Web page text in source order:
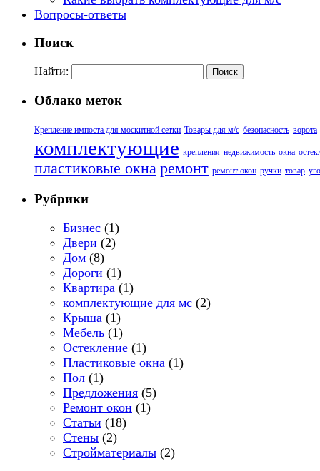
Вопросы-ответы
Поиск
Найти:
Облако меток
Крепление импоста для москитной сетки Товары для м/с безопасность ворота
комплектующие крепления недвижимость окна
пластиковые окна ремонт ремонт окон ручки товар
Рубрики
Бизнес (1)
Двери (2)
Дом (8)
Дороги (1)
Квартира (1)
комплектующие для мс (2)
Крыша (1)
Мебель (1)
Остекление (1)
Пластиковые окна (1)
Пол (1)
Предложения (5)
Ремонт окон (1)
Статьи (18)
Стены (2)
Стройматериалы (2)